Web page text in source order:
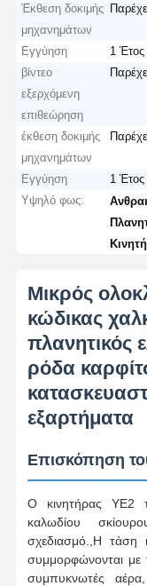
Έκθεση δοκιμής
μηχανημάτων
Εγγύηση
1 Έτος
βίντεο
εξερχόμενη
επιθεώρηση
έκθεση δοκιμής
μηχανημάτων
Εγγύηση
1 Έτος
Υψηλό φως:
Μικρός
κώδικας
πλανητικός
ρόδα
εξαρτήματα
Επισκόπηση
Ο κινητήρας YE2
καλωδίου
σχεδιασμό.,Η τάση
συμμορφώνονται με
συμπυκνωτές αέρα,